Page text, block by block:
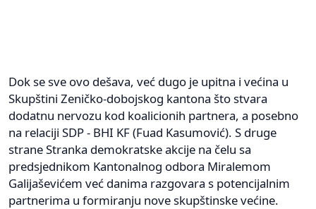
Dok se sve ovo dešava, već dugo je upitna i većina u
Skupštini Zeničko-dobojskog kantona što stvara
dodatnu nervozu kod koalicionih partnera, a posebno
na relaciji SDP - BHI KF (Fuad Kasumović). S druge
strane Stranka demokratske akcije na čelu sa
predsjednikom Kantonalnog odbora Miralemom
Galijaševićem već danima razgovara s potencijalnim
partnerima u formiranju nove skupštinske većine.